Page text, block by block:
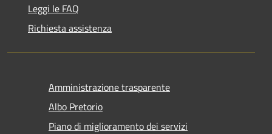
Leggi le FAQ
Richiesta assistenza
Amministrazione trasparente
Albo Pretorio
Piano di miglioramento dei servizi